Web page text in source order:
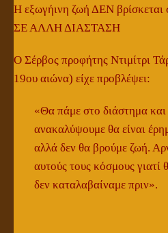
Η εξωγήινη ζωή ΔΕΝ βρίσκεται
ΣΕ ΑΛΛΗ ΔΙΑΣΤΑΣΗ
Ο Σέρβος προφήτης Ντιμίτρι
19ου αιώνα) είχε προβλέψει:
«Θα πάμε στο διάστημα
ανακαλύψουμε θα είναι
αλλά δεν θα βρούμε ζωή.
αυτούς τους κόσμους
δεν καταλαβαίναμε πριν».